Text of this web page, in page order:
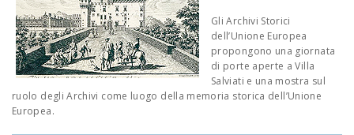
Gli Archivi Storici
dell’Unione Europea
propongono una giornata
di porte aperte a Villa
Salviati e una mostra sul
ruolo degli Archivi come luogo della memoria storica dell’Unione
Europea.